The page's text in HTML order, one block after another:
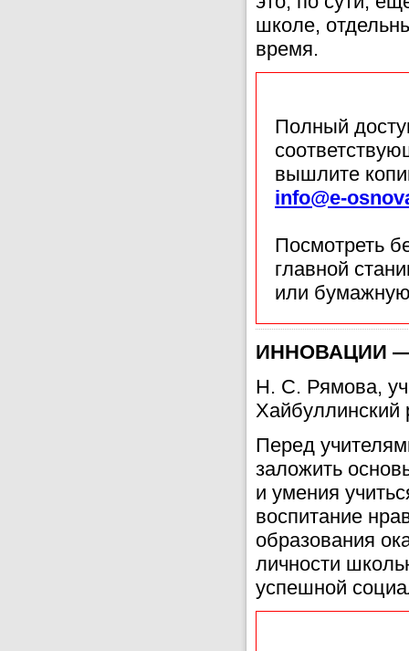
школе,
время.
Полный
вышлите
info@e-
Посмотреть
главной
или
ИННОВАЦИИ
Н. С. Рямова,
Хайбуллинский
Перед
заложить
и умения
воспитание
образования
личности
успешной